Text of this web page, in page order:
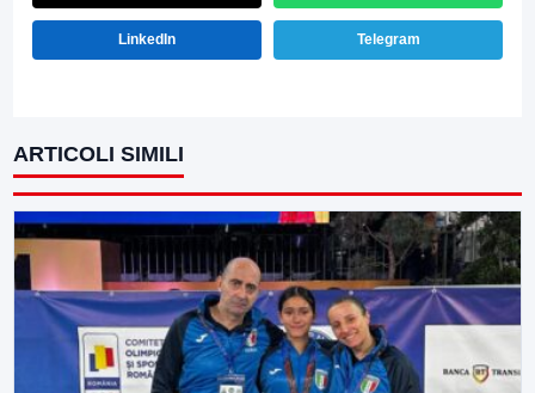
LinkedIn Telegram
ARTICOLI SIMILI